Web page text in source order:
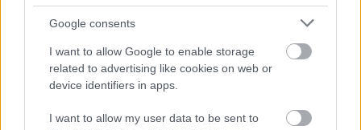
Google consents
I want to allow Google to enable storage
related to advertising like cookies on web or
device identifiers in apps.
I want to allow my user data to be sent to
látványos példával. Az istálló egy sor új elemet
vetett be az autóján, szombaton és vasárnap
pedig már aMercedesellen is fel tudta venni a
harcot. Lewis Hamilton ott szerezte meg első
ferraris győzelmét azóta, hogy 2025 elején a